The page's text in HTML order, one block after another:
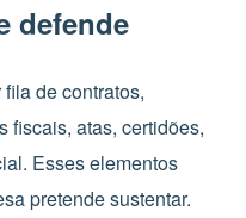
defende
de contratos,
fiscais, atas, certidões,
Esses elementos
pretende sustentar.